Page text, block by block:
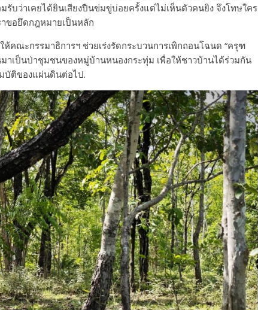
บว่าเคยได้ยินเสียงปืนข่มขู่บ่อยครั้งแต่ไม่เห็นตัวคนยิง จึงโทษใคร
าขอยึดกฎหมายเป็นหลัก
คณะกรรมาธิการฯ ช่วยเร่งรัดกระบวนการเพิกถอนโฉนด “ครุฑ
เป็นป่าชุมชนของหมู่บ้านหนองกระทุ่ม เพื่อให้ชาวบ้านได้ร่วมกัน
บัติของแผ่นดินต่อไป.